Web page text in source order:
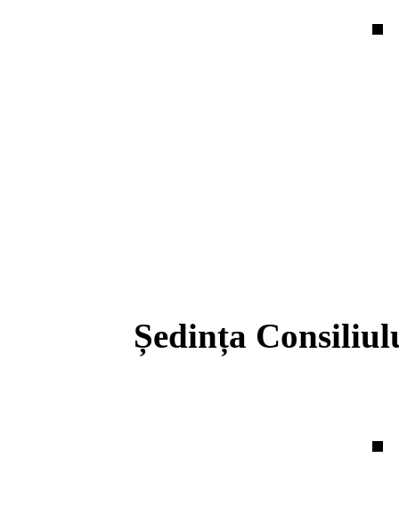
Ședința